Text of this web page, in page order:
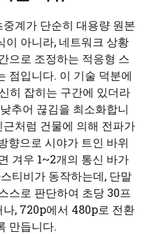
계가 단순히 대용량 원본
이 아니라, 네트워크 상황
으로 조정하는 적응형 스
점입니다. 이 기술 덕분에
히 잡히는 구간에 있더라
추어 끊김을 최소화합니
처럼 건물에 의해 전파가
향으로 시야가 트인 바위
겨우 1~2개의 통신 바가
티비가 동작하는데, 단말
스로 판단하여 초당 30프
, 720p에서 480p로 전환
만듭니다.